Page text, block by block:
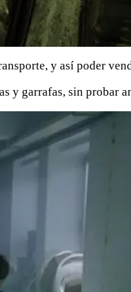
y así poder
garrafas, sin probar